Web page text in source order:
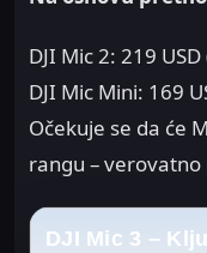
DJI Mic 2: 219
DJI Mic Mini: 169
Očekuje se da će
rangu – verovatno
DJI Mic 3 –